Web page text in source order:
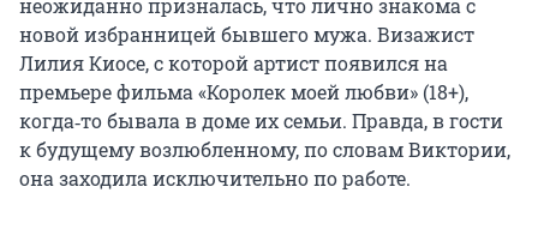
неожиданно призналась, что лично знакома с
новой избранницей бывшего мужа. Визажист
Лилия Киосе, с которой артист появился на
премьере фильма «Королек моей любви» (18+),
когда‑то бывала в доме их семьи. Правда, в гости
к будущему возлюбленному, по словам Виктории,
она заходила исключительно по работе.